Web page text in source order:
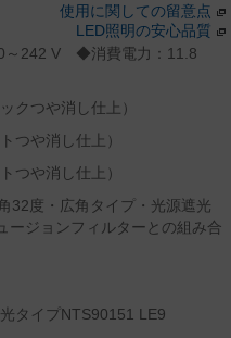
使用に関しての留意点
LED照明の安心品質
242 V ◆消費電力：11.8
クつや消し仕上）
つや消し仕上）
つや消し仕上）
32度・広角タイプ・光源遮光
ージョンフィルターとの組み合
タイプNTS90151 LE9